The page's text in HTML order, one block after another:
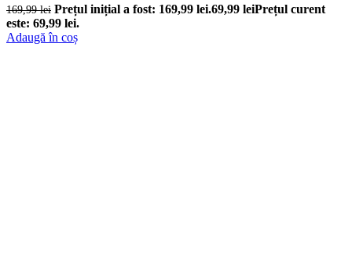
169,99lei Prețul inițial a fost: 169,99 lei.69,99 leiPrețul curent
este: 69,99 lei.
Adaugă în coș